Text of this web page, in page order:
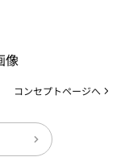
コンセプトページへ